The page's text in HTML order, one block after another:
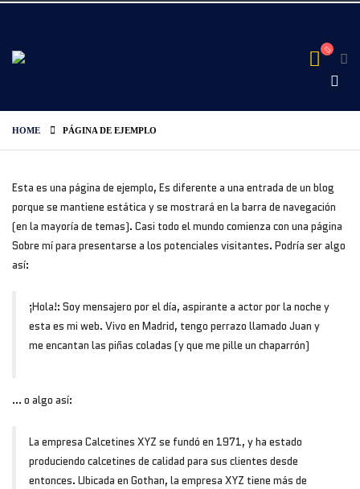
HOME PÁGINA DE EJEMPLO
Esta es una página de ejemplo, Es diferente a una entrada de un blog
porque se mantiene estática y se mostrará en la barra de navegación
(en la mayoría de temas). Casi todo el mundo comienza con una página
Sobre mí para presentarse a los potenciales visitantes. Podría ser algo
así:
¡Hola!: Soy mensajero por el día, aspirante a actor por la noche y
esta es mi web. Vivo en Madrid, tengo perrazo llamado Juan y
me encantan las piñas coladas (y que me pille un chaparrón)
… o algo así:
La empresa Calcetines XYZ se fundó en 1971, y ha estado
produciendo calcetines de calidad para sus clientes desde
entonces. Ubicada en Gothan, la empresa XYZ tiene más de